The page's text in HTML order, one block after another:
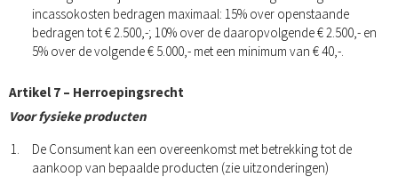
incassokosten bedragen maximaal: 15% over openstaande
bedragen tot € 2.500,-; 10% over de daaropvolgende € 2.500,- en
5% over de volgende € 5.000,- met een minimum van € 40,-.
Artikel 7 – Herroepingsrecht
Voor fysieke producten
De Consument kan een overeenkomst met betrekking tot de
aankoop van bepaalde producten (zie uitzonderingen)